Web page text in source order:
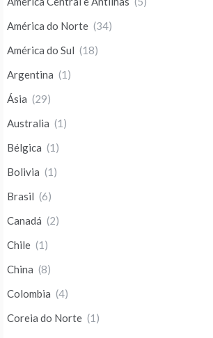
América do Norte (34)
América do Sul (18)
Argentina (1)
Ásia (29)
Australia (1)
Bélgica (1)
Bolivia (1)
Brasil (6)
Canadá (2)
Chile (1)
China (8)
Colombia (4)
Coreia do Norte (1)